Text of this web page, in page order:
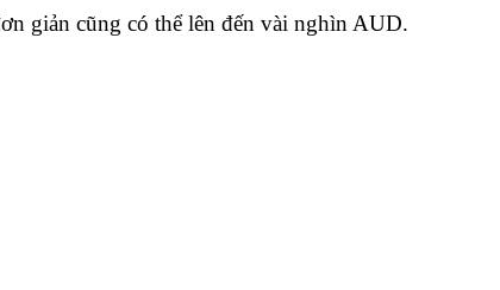
giản cũng có thể lên đến vài nghìn AUD.